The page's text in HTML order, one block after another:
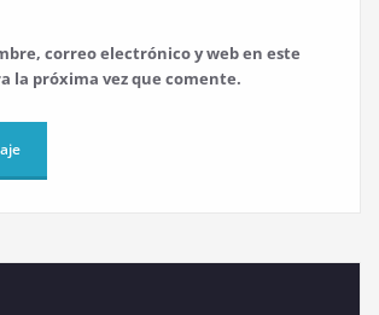
correo electrónico y web en este
la próxima vez que comente.